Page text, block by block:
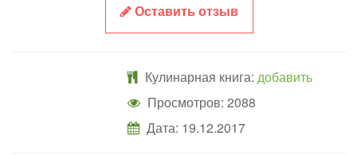
Оставить отзыв
Кулинарная книга: добавить
Просмотров: 2088
Дата: 19.12.2017